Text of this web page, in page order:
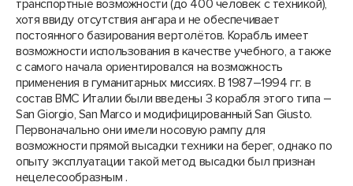
транспортные возможности (до 400 человек с техникой),
хотя ввиду отсутствия ангара и не обеспечивает
постоянного базирования вертолётов. Корабль имеет
возможности использования в качестве учебного, а также
с самого начала ориентировался на возможность
применения в гуманитарных миссиях. В 1987–1994 гг. в
состав ВМС Италии были введены 3 корабля этого типа –
San Giorgio, San Marco и модифицированный San Giusto.
Первоначально они имели носовую рампу для
возможности прямой высадки техники на берег, однако по
опыту эксплуатации такой метод высадки был признан
нецелесообразным .